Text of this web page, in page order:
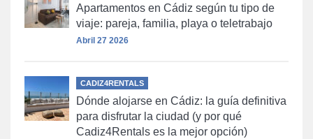
Apartamentos en Cádiz según tu tipo de
viaje: pareja, familia, playa o teletrabajo
Abril 27 2026
CADIZ4RENTALS
Dónde alojarse en Cádiz: la guía definitiva
para disfrutar la ciudad (y por qué
Cadiz4Rentals es la mejor opción)